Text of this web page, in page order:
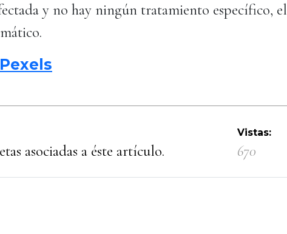
y no hay ningún tratamiento específico, el
Pexels
asociadas a éste artículo.
Vistas:
670